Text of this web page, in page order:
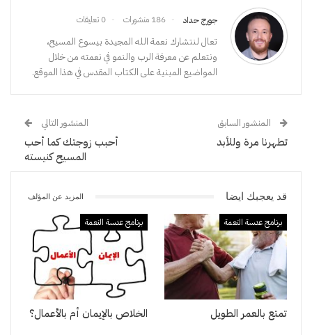
جورج حداد 186 منشورات 0 تعليقات
تعال لنتشارك نعمة الله المجيدة بيسوع المسيح،
ونتعلم عن معرفة الرب والنمو في نعمته من خلال
المواضيع المبنية على الكتاب المقدس في هذا الموقع.
المنشور السابق
تطهرنا مرة وللأبد
المنشور التالي
أحبب زوجتك كما أحب
المسيح كنيسته
قد يعجبك ايضا المزيد عن المؤلف
برنامج عدسة النعمة
تمتع بالعمر الطويل
برنامج عدسة النعمة
الخلاص بالإيمان أم بالأعمال؟